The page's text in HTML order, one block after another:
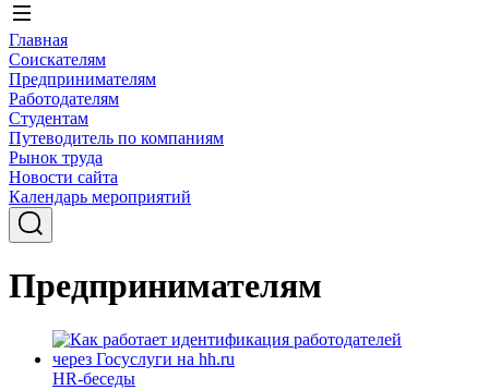
Главная
Соискателям
Предпринимателям
Работодателям
Студентам
Путеводитель по компаниям
Рынок труда
Новости сайта
Календарь мероприятий
Предпринимателям
HR-беседы